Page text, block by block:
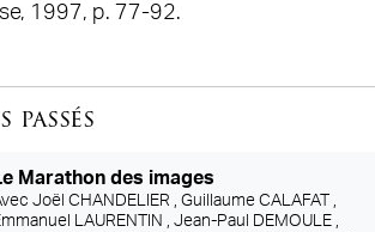
1997, p. 77-92.
passés
Marathon des images
Joël CHANDELIER , Guillaume CALAFAT ,
LAURENTIN , Jean-Paul DEMOULE ,